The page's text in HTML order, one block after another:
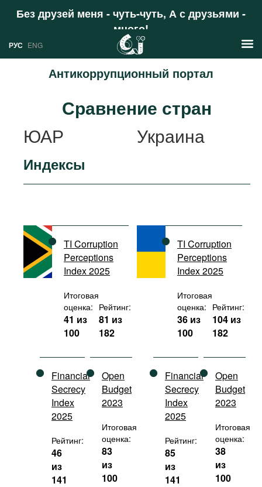
Без друзей меня - чуть-чуть, А с друзьями -
много!
Поддержать
РУС ENG
Антикоррупционный портал
Аналитика
Стран
Ресурсы
Документы международных
организаций
Фильмы
Подкасты
Книжная полка
Сравнение стран
ЮАР
Украина
Индексы
TI Corruption
Perceptions
Index 2025
Итоговая
оценка:
41 из
100
Рейтинг:
81 из
182
Financial
Secrecy
Index
2025
Рейтинг:
46
из
141
Open
Budget
2023
Итоговая
оценка:
83
из
100
TI Corruption
Perceptions
Index 2025
Итоговая
оценка:
36 из
100
Рейтинг:
104 из
182
Financial
Secrecy
Index
2025
Рейтинг:
85
из
141
Open
Budget
2023
Итоговая
оценка:
38
из
100